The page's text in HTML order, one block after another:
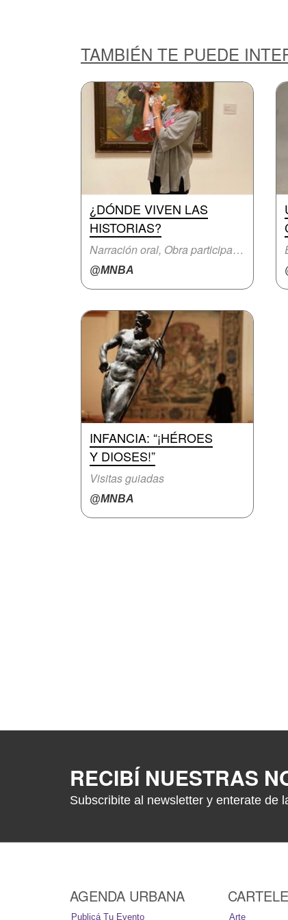
TAMBIÉN TE PUEDE
¿DÓNDE VIVEN LAS
HISTORIAS?
Narración oral, Obra participativa
@MNBA
INFANCIA: “¡HÉROES
Y DIOSES!”
Visitas guiadas
@MNBA
RECIBÍ NUESTRAS
Subscribite al newsletter y enterate de
AGENDA URBANA
Publicá Tu Evento Arte